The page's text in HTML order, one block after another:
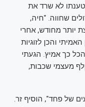
לא שרד את
שחווה. "חיה,
יותר מחודש, אחרי
והכן לזוגיות
כך אמיץ. הגעתי
מעצמי שכבות,
של פחד", הוסיף זר.